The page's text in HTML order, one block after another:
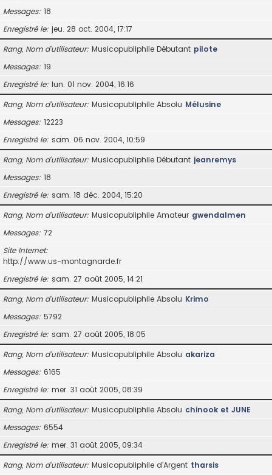
Messages 18
Enregistré le jeu. 28 oct. 2004, 17:17
Rang, Nom d’utilisateur Musicopubliphile Débutant pilote
Messages 19
Enregistré le lun. 01 nov. 2004, 16:16
Rang, Nom d’utilisateur Musicopubliphile Absolu Mélusine
Messages 12223
Enregistré le sam. 06 nov. 2004, 10:59
Rang, Nom d’utilisateur Musicopubliphile Débutant jeanremys
Messages 18
Enregistré le sam. 18 déc. 2004, 15:20
Rang, Nom d’utilisateur Musicopubliphile Amateur gwendalmen
Messages 72
Site Internet
http://www.us-montagnarde.fr
Enregistré le sam. 27 août 2005, 14:21
Rang, Nom d’utilisateur Musicopubliphile Absolu Krimo
Messages 5792
Enregistré le sam. 27 août 2005, 18:05
Rang, Nom d’utilisateur Musicopubliphile Absolu akariza
Messages 6165
Enregistré le mer. 31 août 2005, 08:39
Rang, Nom d’utilisateur Musicopubliphile Absolu chinook et JUNE
Messages 6554
Enregistré le mer. 31 août 2005, 09:34
Rang, Nom d’utilisateur Musicopubliphile d'Argent tharsis